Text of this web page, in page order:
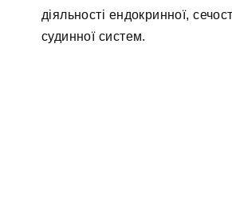
діяльності ендокринної,
судинної систем.